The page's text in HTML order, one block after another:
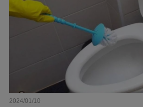
2024/01/10